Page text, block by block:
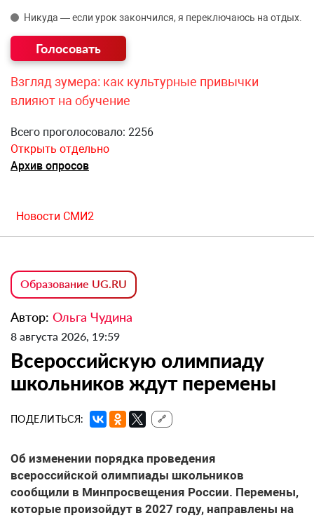
Никуда — если урок закончился, я переключаюсь на отдых.
Взгляд зумера: как культурные привычки
влияют на обучение
Всего проголосовало: 2256
Открыть отдельно
Архив опросов
Новости СМИ2
Образование UG.RU
Автор: Ольга Чудина
8 августа 2026, 19:59
Всероссийскую олимпиаду
школьников ждут перемены
ПОДЕЛИТЬСЯ: 🔗
Об изменении порядка проведения
всероссийской олимпиады школьников
сообщили в Минпросвещения России. Перемены,
которые произойдут в 2027 году, направлены на